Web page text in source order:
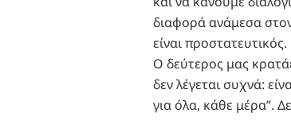
διαφορά ανάμεσα
είναι
Ο δεύτερος μας
δεν λέγεται συχνά:
για όλα, κάθε μέρα”.